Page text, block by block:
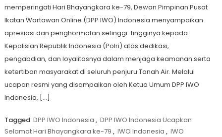
memperingati Hari Bhayangkara ke-79, Dewan Pimpinan Pusat
Ikatan Wartawan Online (DPP IWO) Indonesia menyampaikan
apresiasi dan penghormatan setinggi-tingginya kepada
Kepolisian Republik Indonesia (Polri) atas dedikasi,
pengabdian, dan loyalitasnya dalam menjaga keamanan serta
ketertiban masyarakat di seluruh penjuru Tanah Air. Melalui
ucapan resmi yang disampaikan oleh Ketua Umum DPP IWO
Indonesia, […]
Tagged DPP IWO Indonesia , DPP IWO Indonesia Ucapkan
Selamat Hari Bhayangkara ke-79 , IWO Indonesia , IWO